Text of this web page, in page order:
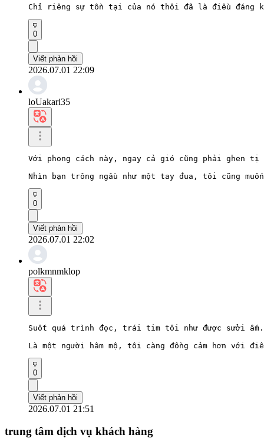
Chỉ riêng sự tồn tại của nó thôi đã là điều đáng
0
Viết phản hồi
2026.07.01 22:09
loUakari35
Với phong cách này, ngay cả gió cũng phải ghen
Nhìn bạn trông ngầu như một tay đua, tôi cũng
0
Viết phản hồi
2026.07.01 22:02
polkmnmklop
Suốt quá trình đọc, trái tim tôi như được sưởi ấm.
Là một người hâm mộ, tôi càng đồng cảm hơn với
0
Viết phản hồi
2026.07.01 21:51
trung tâm dịch vụ khách hàng